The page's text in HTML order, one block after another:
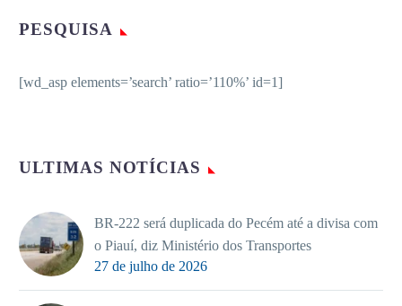
PESQUISA
[wd_asp elements=’search’ ratio=’110%’ id=1]
ULTIMAS NOTÍCIAS
BR-222 será duplicada do Pecém até a divisa com
o Piauí, diz Ministério dos Transportes
27 de julho de 2026